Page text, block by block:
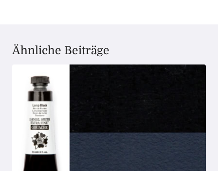
Ähnliche Beiträge